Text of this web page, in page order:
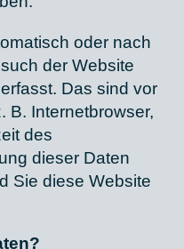
oder nach
der Website
Das sind vor
B. Internetbrowser,
des
dieser Daten
Sie diese Website